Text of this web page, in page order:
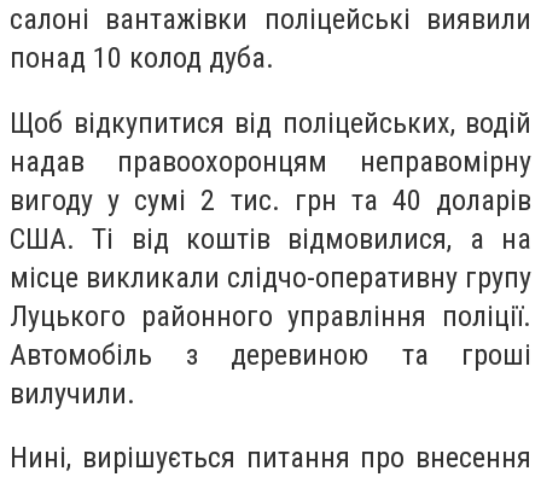
салоні вантажівки поліцейські виявили
понад 10 колод дуба.
Щоб відкупитися від поліцейських, водій
надав правоохоронцям неправомірну
вигоду у сумі 2 тис. грн та 40 доларів
США. Ті від коштів відмовилися, а на
місце викликали слідчо-оперативну групу
Луцького районного управління поліції.
Автомобіль з деревиною та гроші
вилучили.
Нині, вирішується питання про внесення